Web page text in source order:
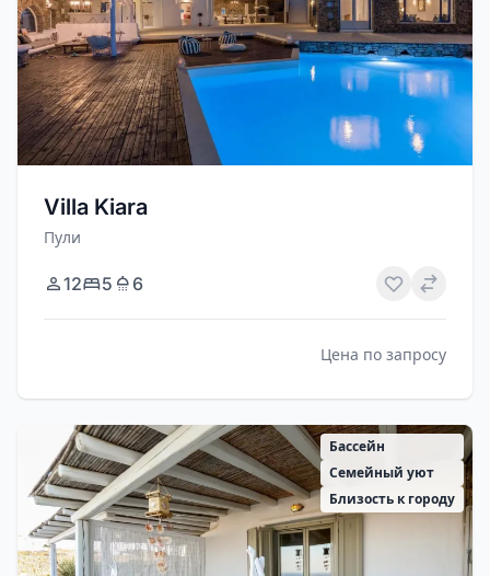
Villa Kiara
Пули
12 5 6
Цена по запросу
Бассейн
Семейный уют
Близость к городу